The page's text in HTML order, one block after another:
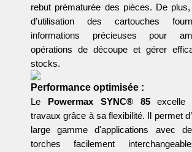
rebut prématurée des pièces. De
d’utilisation des cartouches
informations précieuses pour
opérations de découpe et gérer
stocks.
Performance optimisée :
Le Powermax SYNC® 85excelle
travaux grâce à sa flexibilité. Il permet
large gamme d'applications avec
torches facilement